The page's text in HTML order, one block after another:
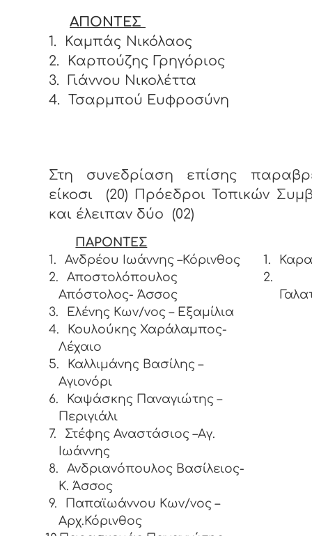
ΑΠΟΝΤΕΣ
1.
Καμπάς Νικόλαος
2.
Καρπούζης Γρηγόριος
3.
Γιάννου Νικολέττα
4.
Τσαρμπού Ευφροσύνη
Στη συνεδρίαση επίσης
είκοσι (20) Πρόεδροι Τοπικών
και έλειπαν δύο (02)
ΠΑΡΟΝΤΕΣ
1.
Ανδρέου Ιωάννης –Κόρινθος
2.
Αποστολόπουλος
Απόστολος- Άσσος
3.
Ελένης Κων/νος – Εξαμίλια
4.
Κουλούκης Χαράλαμπος-
Λέχαιο
5.
Καλλιμάνης Βασίλης –
Αγιονόρι
6.
Καψάσκης Παναγιώτης –
Περιγιάλι
7.
Στέφης Αναστάσιος –Αγ.
Ιωάννης
8.
Ανδριανόπουλος Βασίλειος-
K. Άσσος
9.
Παπαϊωάννου Κων/νος –
Αρχ.Κόρινθος
1.
2.